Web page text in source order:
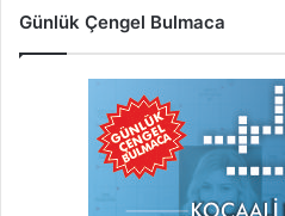
Günlük Çengel Bulmaca